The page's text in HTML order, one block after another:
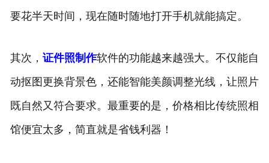
要花半天时间，现在随时随地打开手机就能搞定。
其次， 证件照制作软件的功能越来越强大。不仅能自
动抠图更换背景色，还能智能美颜调整光线，让照片
既自然又符合要求。最重要的是，价格相比传统照相
馆便宜太多，简直就是省钱利器！